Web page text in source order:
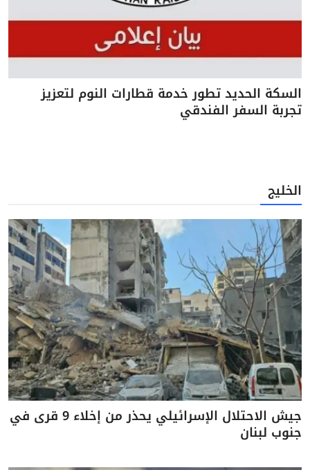
السكة الحديد تطور خدمة قطارات النوم لتعزيز
تجربة السفر الفندقي
الخليج
جيش الاحتلال الإسرائيلي يحذر من إخلاء 9 قرى في
جنوب لبنان